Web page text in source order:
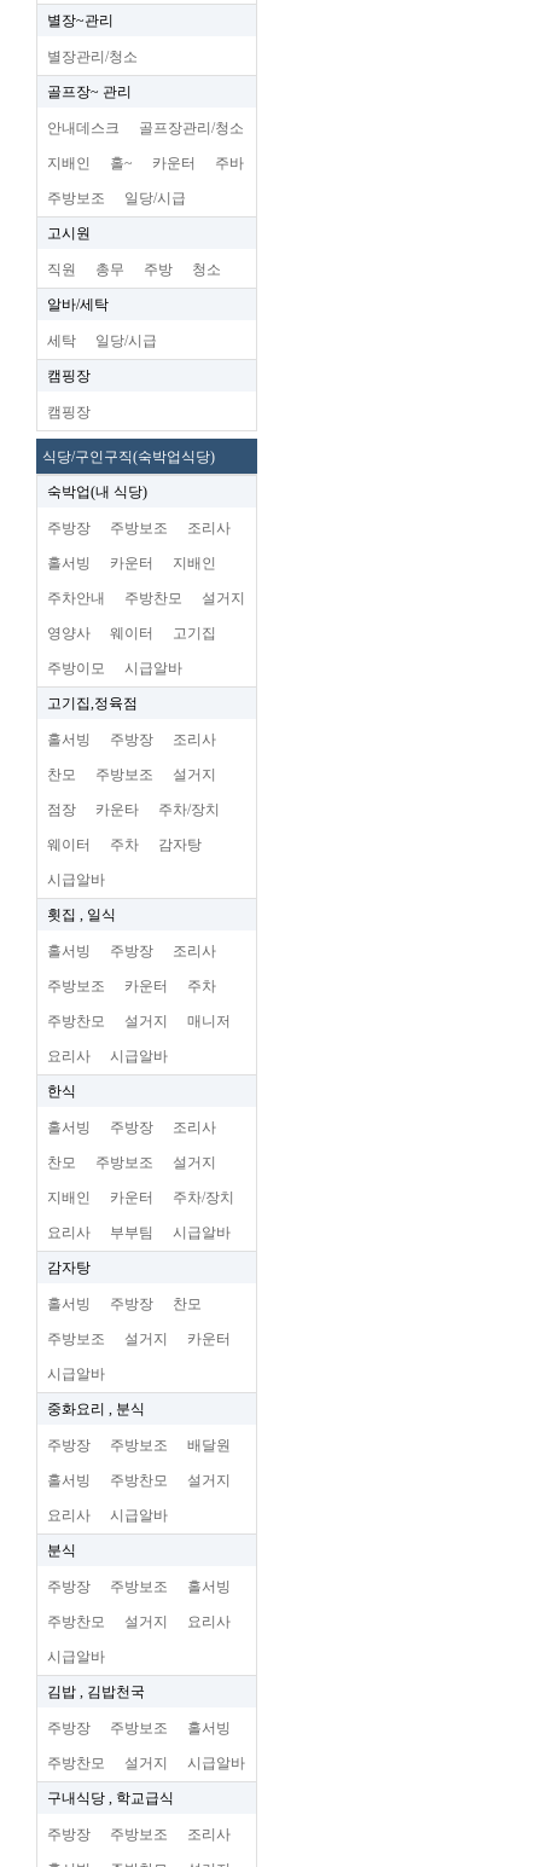
별장~관리
별장관리/청소
골프장~ 관리
안내데스크 골프장관리/청소
지배인 홀~ 카운터 주바
주방보조 일당/시급
고시원
직원 총무 주방 청소
알바/세탁
세탁 일당/시급
캠핑장
캠핑장
식당/구인구직(숙박업식당)
숙박업(내 식당)
주방장 주방보조 조리사
홀서빙 카운터 지배인
주차안내 주방찬모 설거지
영양사 웨이터 고기집
주방이모 시급알바
고기집,정육점
홀서빙 주방장 조리사
찬모 주방보조 설거지
점장 카운타 주차/장치
웨이터 주차 감자탕
시급알바
횟집 , 일식
홀서빙 주방장 조리사
주방보조 카운터 주차
주방찬모 설거지 매니저
요리사 시급알바
한식
홀서빙 주방장 조리사
찬모 주방보조 설거지
지배인 카운터 주차/장치
요리사 부부팀 시급알바
감자탕
홀서빙 주방장 찬모
주방보조 설거지 카운터
시급알바
중화요리 , 분식
주방장 주방보조 배달원
홀서빙 주방찬모 설거지
요리사 시급알바
분식
주방장 주방보조 홀서빙
주방찬모 설거지 요리사
시급알바
김밥 , 김밥천국
주방장 주방보조 홀서빙
주방찬모 설거지 시급알바
구내식당 , 학교급식
주방장 주방보조 조리사